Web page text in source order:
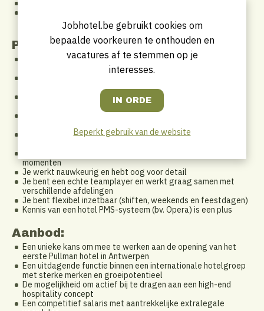
servicekwaliteit
Profiel
Je hebt relevante ervaring in een gelijkaardige functie binnen
hotelstandaarden is een sterke troef
Je communiceert vlot in Nederlands, Frans en Engels
(mondeling en schriftelijk)
Je bent gastgericht, representatief en professioneel in je
Je beschikt over sterke communicatieve en organisatorische
momenten
Je werkt nauwkeurig en hebt oog voor detail
Je bent een echte teamplayer en werkt graag samen met
verschillende afdelingen
Je bent flexibel inzetbaar (shiften, weekends en feestdagen)
Kennis van een hotel PMS-systeem (bv. Opera) is een plus
Aanbod:
Een unieke kans om mee te werken aan de opening van het
eerste Pullman hotel in Antwerpen
Een uitdagende functie binnen een internationale hotelgroep
met sterke merken en groeipotentieel
De mogelijkheid om actief bij te dragen aan een high-end
hospitality concept
Een competitief salaris met aantrekkelijke extralegale
Jobhotel.be gebruikt cookies om
bepaalde voorkeuren te onthouden en
vacatures af te stemmen op je
interesses.
Beperkt gebruik van de website